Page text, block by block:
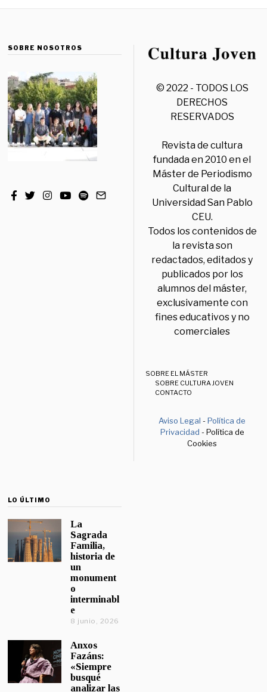
SOBRE NOSOTROS
© 2022 - TODOS LOS
DERECHOS
RESERVADOS
Revista de cultura
fundada en 2010 en el
Máster de Periodismo
Cultural de la
Universidad San Pablo
CEU.
Todos los contenidos de
la revista son
redactados, editados y
publicados por los
alumnos del máster,
exclusivamente con
fines educativos y no
comerciales
SOBRE EL MÁSTER
SOBRE CULTURA JOVEN
CONTACTO
Aviso Legal -Política de
Privacidad - Política de
Cookies
LO ÚLTIMO
La
Sagrada
Familia,
historia de
un
monument
o
interminabl
e
8 junio, 2026
Anxos
Fazáns:
«Siempre
busqué
analizar las